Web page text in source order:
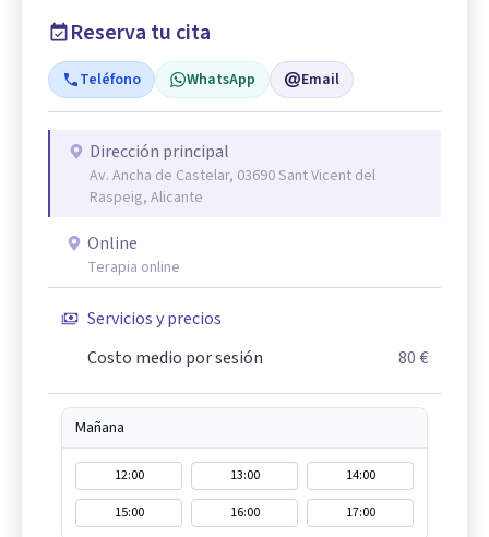
Reserva tu cita
Teléfono WhatsApp Email
Dirección principal
Av. Ancha de Castelar, 03690 Sant Vicent del
Raspeig, Alicante
Online
Terapia online
Servicios y precios
Costo medio por sesión
80 €
Mañana
12:00 13:00
14:00
15:00
16:00 17:00